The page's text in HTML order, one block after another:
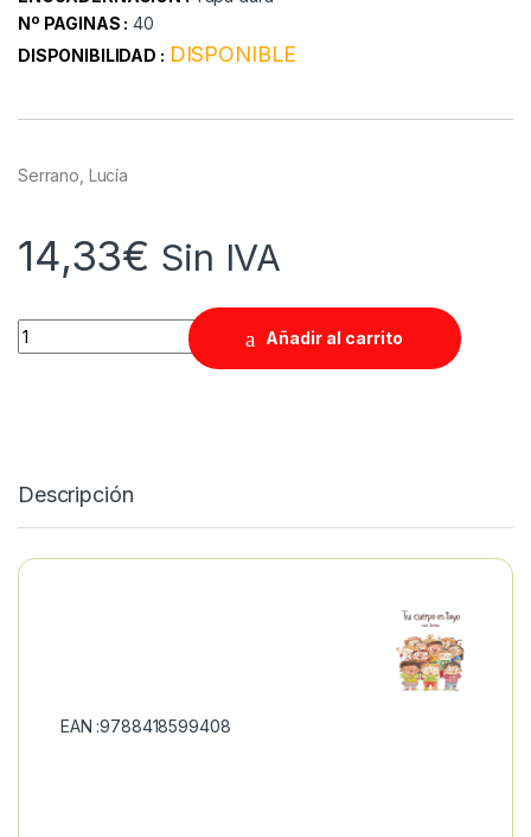
Nº PAGINAS : 40
DISPONIBILIDAD : DISPONIBLE
Serrano, Lucía
14,33€ Sin IVA
Quantity
Añadir al carrito
Descripción
EAN :9788418599408